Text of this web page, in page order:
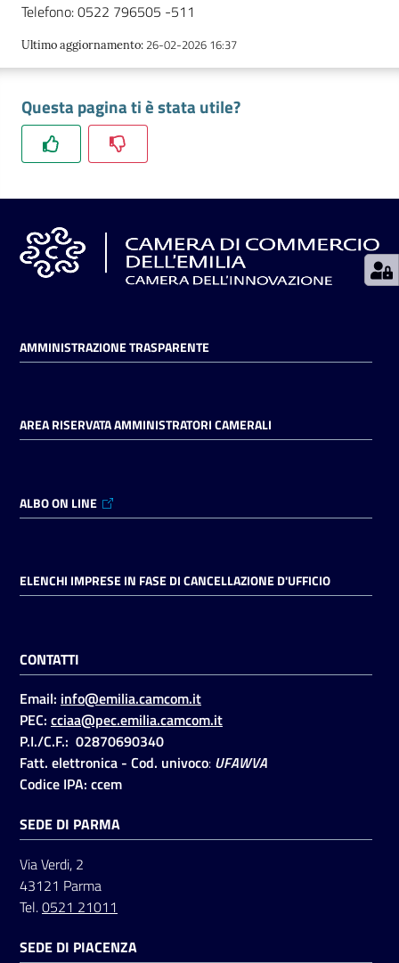
Registrati
Seguici
su
Telefono: 0522 796505 -511
Ultimo aggiornamento: 26-02-2026 16:37
Questa pagina ti è stata utile?
AMMINISTRAZIONE TRASPARENTE
AREA RISERVATA AMMINISTRATORI CAMERALI
ALBO ON LINE
ELENCHI IMPRESE IN FASE DI CANCELLAZIONE D'UFFICIO
CONTATTI
Email: info@emilia.camcom.it
PEC: cciaa@pec.emilia.camcom.it
P.I./C.F.: 02870690340
Fatt. elettronica - Cod. univoco: UFAWVA
Codice IPA: ccem
SEDE DI PARMA
Via Verdi, 2
43121 Parma
Tel.0521 21011
SEDE DI PIACENZA